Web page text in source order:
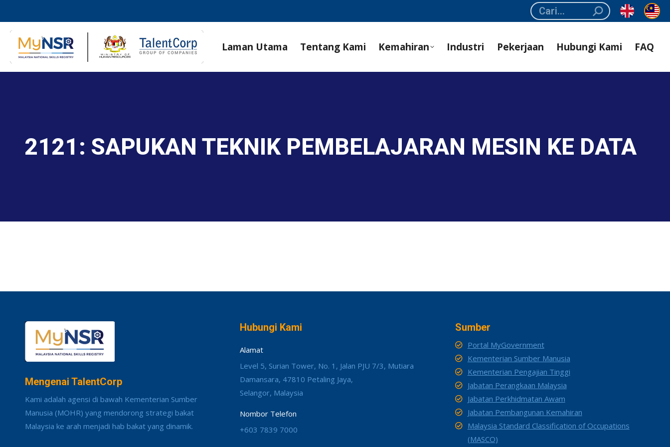
Search:
Laman Utama Tentang Kami Kemahiran Industri Pekerjaan Hubungi Kami FAQ
2121: SAPUKAN TEKNIK PEMBELAJARAN MESIN KE DATA
Mengenai TalentCorp
Kami adalah agensi di bawah Kementerian Sumber
Manusia (MOHR) yang mendorong strategi bakat
Malaysia ke arah menjadi hab bakat yang dinamik.
Hubungi Kami
Alamat
Level 5, Surian Tower, No. 1, Jalan PJU 7/3, Mutiara
Damansara, 47810 Petaling Jaya,
Selangor, Malaysia
Nombor Telefon
+603 7839 7000
Sumber
Portal MyGovernment
Kementerian Sumber Manusia
Kementerian Pengajian Tinggi
Jabatan Perangkaan Malaysia
Jabatan Perkhidmatan Awam
Jabatan Pembangunan Kemahiran
Malaysia Standard Classification of Occupations
(MASCO)